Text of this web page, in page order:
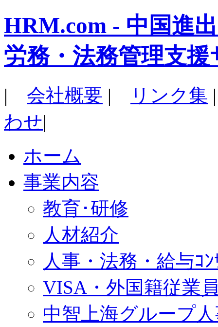
HRM.com - 中国進
労務・法務管理支援
| 会社概要 | リンク集
わせ|
ホーム
事業内容
教育･研修
人材紹介
人事・法務・給与ｺﾝ
VISA・外国籍従業
中智上海グループ